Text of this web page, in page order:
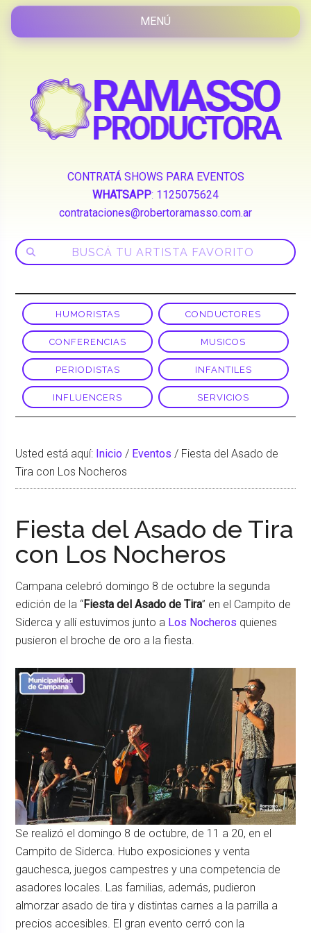
CONTRATÁ SHOWS PARA EVENTOS
WHATSAPP: 1125075624
contrataciones@robertoramasso.com.ar
HUMORISTAS CONDUCTORES
CONFERENCIAS MUSICOS
PERIODISTAS INFANTILES
INFLUENCERS SERVICIOS
Usted está aquí: Inicio / Eventos / Fiesta del Asado de
Tira con Los Nocheros
Fiesta del Asado de Tira
con Los Nocheros
Campana celebró domingo 8 de octubre la segunda
edición de la “Fiesta del Asado de Tira” en el Campito de
Siderca y allí estuvimos junto a Los Nocheros quienes
pusieron el broche de oro a la fiesta.
Se realizó el domingo 8 de octubre, de 11 a 20, en el
Campito de Siderca. Hubo exposiciones y venta
gauchesca, juegos campestres y una competencia de
asadores locales. Las familias, además, pudieron
almorzar asado de tira y distintas carnes a la parrilla a
precios accesibles. El gran evento cerró con la